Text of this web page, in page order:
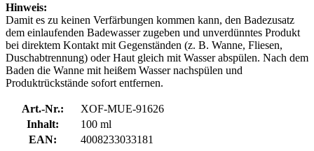
Hinweis:
Damit es zu keinen Verfärbungen kommen kann, den Badezusatz
dem einlaufenden Badewasser zugeben und unverdünntes Produkt
bei direktem Kontakt mit Gegenständen (z. B. Wanne, Fliesen,
Duschabtrennung) oder Haut gleich mit Wasser abspülen. Nach dem
Baden die Wanne mit heißem Wasser nachspülen und
Produktrückstände sofort entfernen.
Art.-Nr.:
XOF-MUE-91626
Inhalt:
100 ml
EAN:
4008233033181